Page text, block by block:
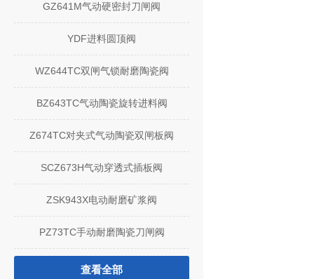
GZ641M气动硬密封刀闸阀
YDF进料圆顶阀
WZ644TC双闸气锁耐磨陶瓷阀
BZ643TC气动陶瓷旋转进料阀
Z674TC对夹式气动陶瓷双闸板阀
SCZ673H气动穿透式插板阀
ZSK943X电动耐磨矿浆阀
PZ73TC手动耐磨陶瓷刀闸阀
查看全部